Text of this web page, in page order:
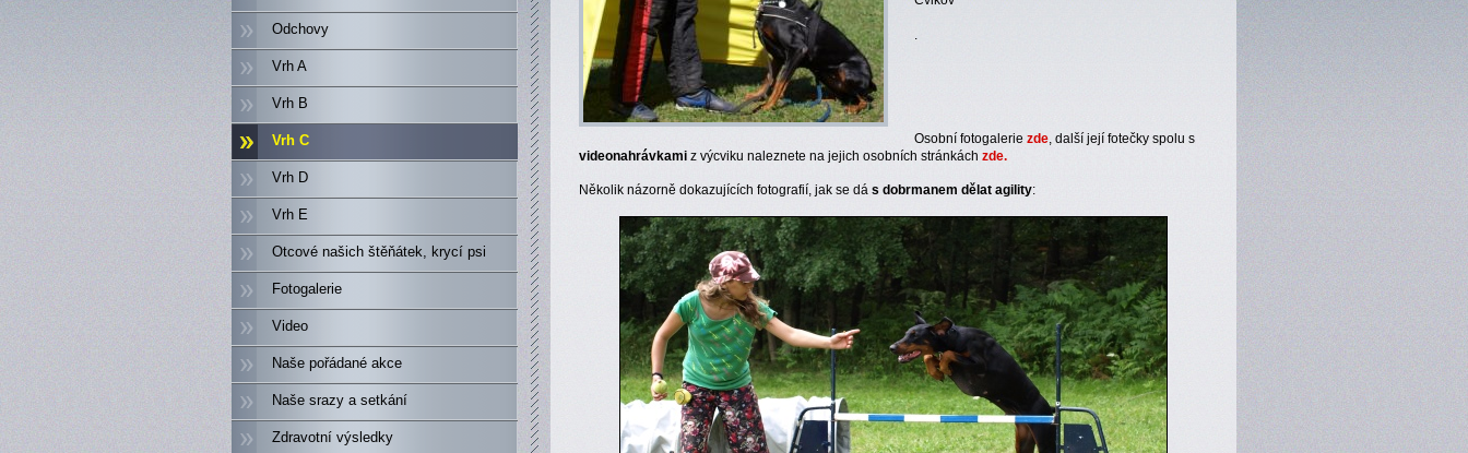
Odchovy
Vrh A
Vrh B
Vrh C
Vrh D
Vrh E
Otcové našich štěňátek, krycí psi
Fotogalerie
Video
Naše pořádané akce
Naše srazy a setkání
Zdravotní výsledky
Osobní fotogalerie zde , další její fotečky spolu s
videonahrávkami z výcviku naleznete na jejich osobních stránkách zde.
Několik názorně dokazujících fotografií, jak se dá s dobrmanem dělat agility: